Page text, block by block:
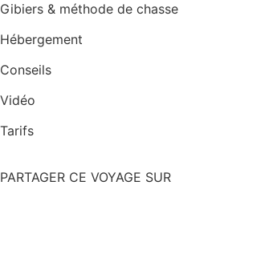
Gibiers & méthode de chasse
Hébergement
Conseils
Vidéo
Tarifs
PARTAGER CE VOYAGE SUR